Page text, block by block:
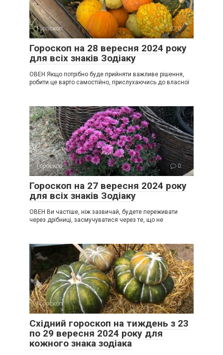
Гороскоп 0
Гороскоп на 28 вересня 2024 року
для всіх знаків Зодіаку
ОВЕН Якщо потрібно буде прийняти важливе рішення,
робити це варто самостійно, прислухаючись до власної
Гороскоп 0
Гороскоп на 27 вересня 2024 року
для всіх знаків Зодіаку
ОВЕН Ви частіше, ніж зазвичай, будете переживати
через дрібниці, засмучуватися через те, що не
Гороскоп 0
Східний гороскоп на тиждень з 23
по 29 вересня 2024 року для
кожного знака зодіака